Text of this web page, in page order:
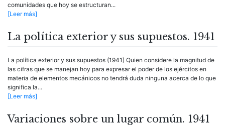
comunidades que hoy se estructuran...
[Leer más]
La política exterior y sus supuestos. 1941
La política exterior y sus supuestos (1941) Quien considere la magnitud de
las cifras que se manejan hoy para expresar el poder de los ejércitos en
materia de elementos mecánicos no tendrá duda ninguna acerca de lo que
significa la...
[Leer más]
Variaciones sobre un lugar común. 1941